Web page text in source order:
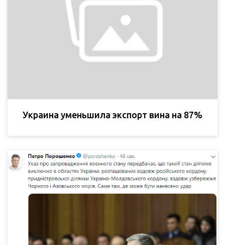
Украина уменьшила экспорт вина на 87%